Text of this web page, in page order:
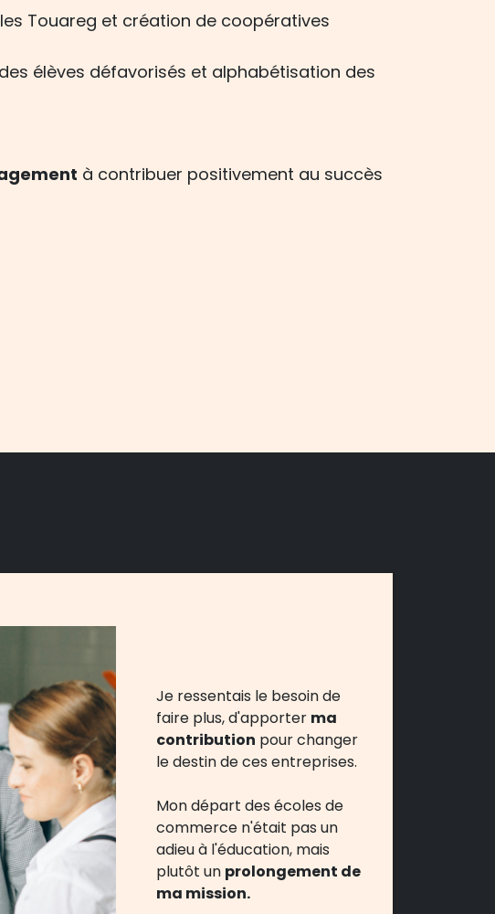
Touareg et création de coopératives
élèves défavorisés et alphabétisation des
à contribuer positivement au succès
Je ressentais le besoin de
faire plus, d'apporter ma
contribution pour changer
le destin de ces entreprises.
Mon départ des écoles de
commerce n'était pas un
adieu à l'éducation, mais
plutôt un prolongement de
ma mission.